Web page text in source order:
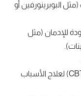
البوبرينورفين أو
للإدمان (مثل
جلسات علاج سلوكي معرفي (CBT) لعلاج الأسباب